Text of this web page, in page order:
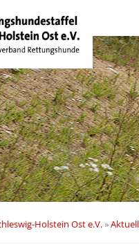
Holstein Ost e.V.»